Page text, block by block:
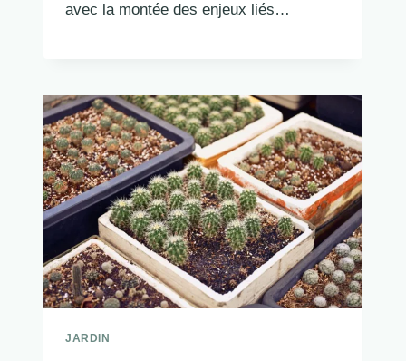
avec la montée des enjeux liés…
JARDIN